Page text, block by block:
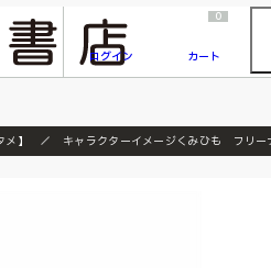
『ONE PIECE magazine 021 ONE PIECEカード付き同梱版』発売延期のご案内
ログイン
0
カート
】 キャラクターイメージくみひも フリー